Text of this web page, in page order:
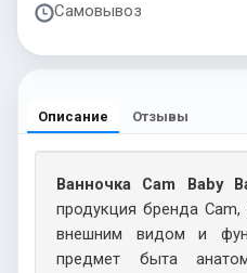
Самовывоз
Описание Отзывы
Ванночка Cam Baby
продукция бренда Cam,
внешним видом и
предмет быта